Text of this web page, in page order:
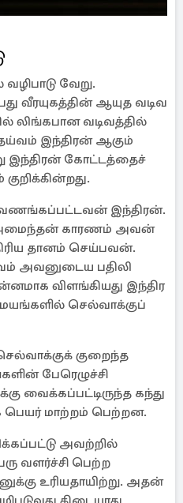
வேறு.
வீரயுகத்தின் ஆயுத வடிவ
லிங்கபான வடிவத்தில்
இந்திரன் ஆகும்
இந்திரன் கோட்டத்தைச்
வணங்கப்பட்டவன் இந்திரன்.
அமைந்தன் காரணம் அவன்
தானம் செய்பவன்.
அவனுடைய பதிலி
விளங்கியது இந்திர
செல்வாக்குப்
குறைந்த
பேரெழுச்சி
வைக்கப்பட்டிருந்த கந்து
பெயர் மாற்றம் பெற்றன.
அவற்றில்
வளர்ச்சி பெற்ற
உரியதாயிற்று. அதன்